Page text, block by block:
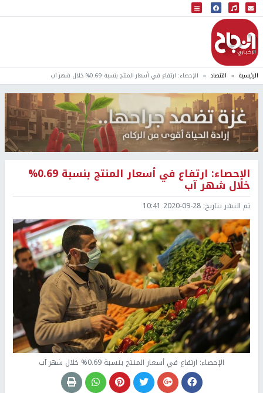
البث المباشر
إذاعة النجاح
الرئيسية اقتصاد الإحصاء: ارتفاع في أسعار المنتج بنسبة 0.69% خلال شهر آب
الإحصاء: ارتفاع في أسعار المنتج بنسبة 0.69%
خلال شهر آب
تم النشر بتاريخ: 2020-09-28 10:41
الإحصاء: ارتفاع في أسعار المنتج بنسبة 0.69% خلال شهر آب